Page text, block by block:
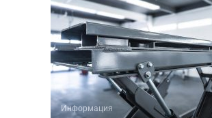
Информация